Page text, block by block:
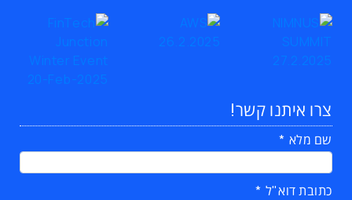
צרו איתנו קשר!
שם מלא
כתובת דוא"ל